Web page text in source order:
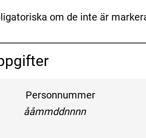
om de inte är
Fyll i dina personuppgifter
Personnummer
enligt följande mönster:
ååmmddnnnn